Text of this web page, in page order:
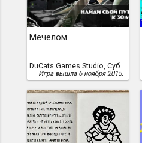
Мечелом
DuCats Games Studio, Субботинов, Александр
Игра вышла 6 ноября 2015.